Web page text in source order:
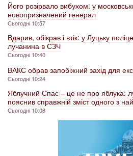
Його розірвало вибухом: у
новопризначений генерал
Сьогодні 10:57
Вдарив, обікрав і втік: у Луцьку
лучанина в СЗЧ
Сьогодні 10:40
ВАКС обрав запобіжний захід для
Сьогодні 10:24
Яблучний Спас – це не про яблука:
пояснив справжній зміст одного з
Сьогодні 10:08